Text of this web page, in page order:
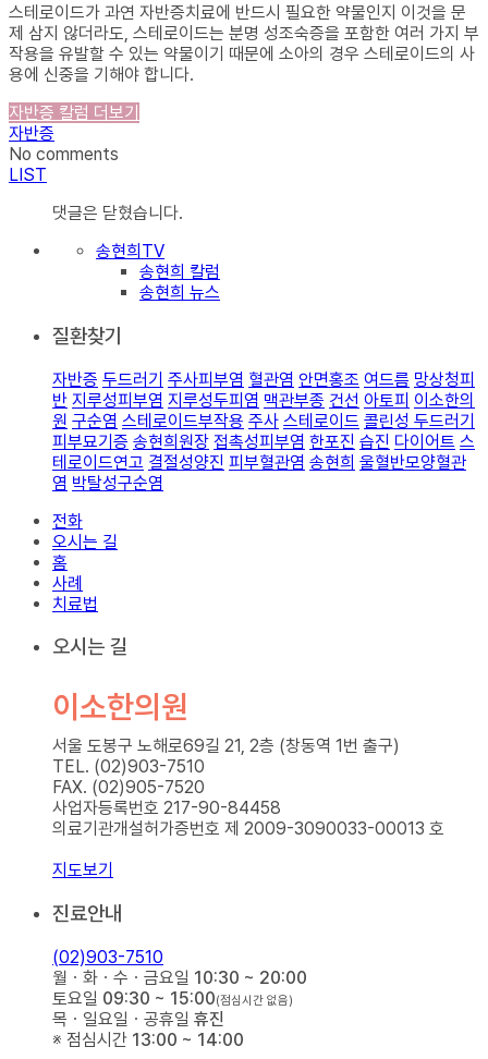
스테로이드가 과연 자반증치료에 반드시 필요한 약물인지 이것을 문
제 삼지 않더라도, 스테로이드는 분명 성조숙증을 포함한 여러 가지 부
작용을 유발할 수 있는 약물이기 때문에 소아의 경우 스테로이드의 사
용에 신중을 기해야 합니다.
자반증 칼럼 더보기
자반증
No comments
LIST
댓글은 닫혔습니다.
송현희TV
송현희 칼럼
송현희 뉴스
질환찾기
자반증 두드러기 주사피부염 혈관염 안면홍조 여드름 망상청피
반 지루성피부염 지루성두피염 맥관부종 건선 아토피 이소한의
원 구순염 스테로이드부작용 주사 스테로이드 콜린성 두드러기
피부묘기증 송현희원장 접촉성피부염 한포진 습진 다이어트 스
테로이드연고 결절성양진 피부혈관염 송현희 울혈반모양혈관
염 박탈성구순염
전화
오시는 길
홈
사례
치료법
오시는 길
이소한의원
서울 도봉구 노해로69길 21, 2층 (창동역 1번 출구)
TEL. (02)903-7510
FAX. (02)905-7520
사업자등록번호 217-90-84458
의료기관개설허가증번호 제 2009-3090033-00013 호
지도보기
진료안내
(02)903-7510
월ㆍ화ㆍ수ㆍ금요일 10:30 ~ 20:00
토요일 09:30 ~ 15:00(점심시간 없음)
목ㆍ일요일ㆍ공휴일 휴진
※ 점심시간 13:00 ~ 14:00